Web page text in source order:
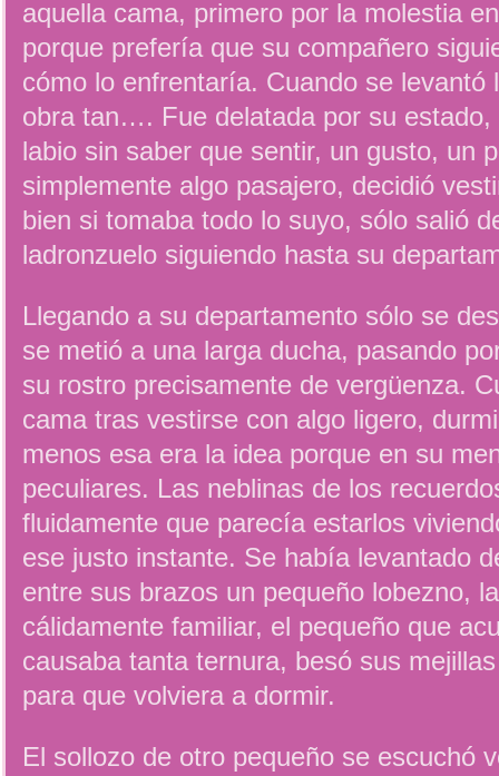
aquella cama, primero por la molestia
porque prefería que su compañero
cómo lo enfrentaría. Cuando se levantó
obra tan…. Fue delatada por su
labio sin saber que sentir, un gusto, un
simplemente algo pasajero, decidió
bien si tomaba todo lo suyo, sólo salió
ladronzuelo siguiendo hasta su
Llegando a su departamento sólo se
se metió a una larga ducha, pasando
su rostro precisamente de vergüenza.
cama tras vestirse con algo ligero,
menos esa era la idea porque en su
peculiares. Las neblinas de los
fluidamente que parecía estarlos
ese justo instante. Se había levantado
entre sus brazos un pequeño lobezno,
cálidamente familiar, el pequeño que
causaba tanta ternura, besó sus
para que volviera a dormir.
El sollozo de otro pequeño se escuchó